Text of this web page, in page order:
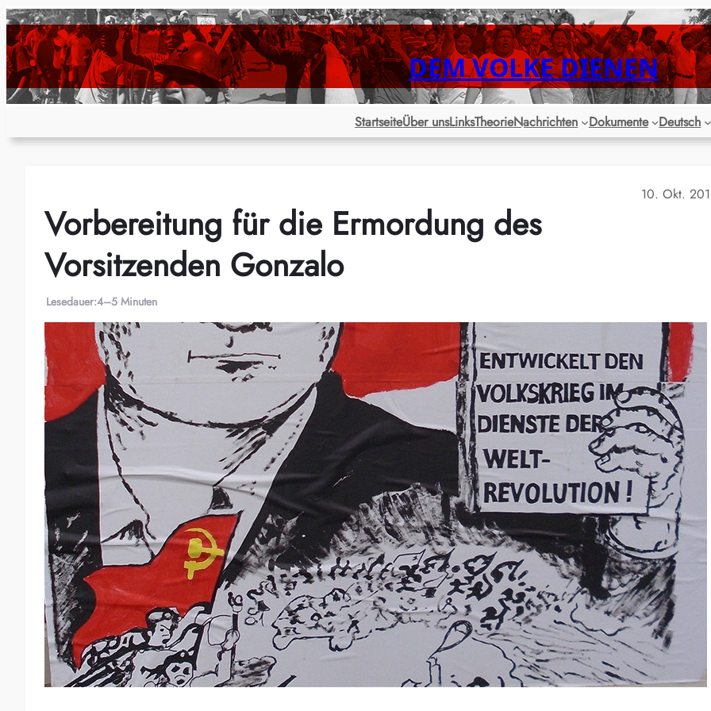
Zum
Inhalt
springen
DEM VOLKE DIENEN
StartseiteÜber unsLinksTheorieNachrichten Dokumente Deutsch
10. Okt.
Vorbereitung für die Ermordung des
Vorsitzenden Gonzalo
Lesedauer:4–5 Minuten